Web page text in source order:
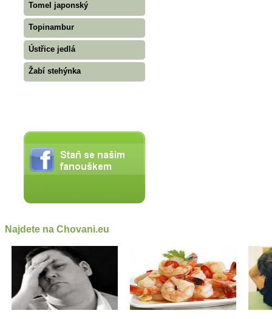
Tomel japonský
Topinambur
Ústřice jedlá
Žabí stehýnka
Najdete na Chovani.eu